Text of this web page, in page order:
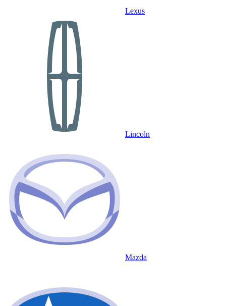
Lexus
Lincoln
Mazda